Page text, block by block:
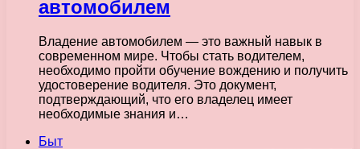
автомобилем
Владение автомобилем — это важный навык в
современном мире. Чтобы стать водителем,
необходимо пройти обучение вождению и получить
удостоверение водителя. Это документ,
подтверждающий, что его владелец имеет
необходимые знания и…
Быт